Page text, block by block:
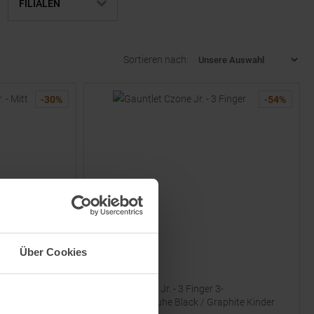
Über Cookies
FILIALEN
Sortieren nach:
-30% -54%
HESTRA
Gauntlet Czone Jr. - 3 Finger 3-
Fingerhandschuhe Black / Graphite Kinder